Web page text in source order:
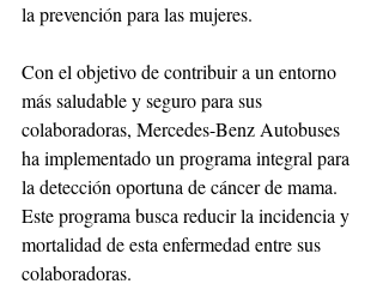
la prevención para las mujeres.
Con el objetivo de contribuir a un entorno
más saludable y seguro para sus
colaboradoras, Mercedes-Benz Autobuses
ha implementado un programa integral para
la detección oportuna de cáncer de mama.
Este programa busca reducir la incidencia y
mortalidad de esta enfermedad entre sus
colaboradoras.